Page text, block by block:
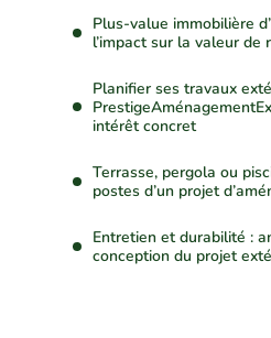
Plus-value immobilière
l’impact sur la valeur de
Planifier ses travaux
intérêt concret
Terrasse, pergola ou
postes d’un projet
Entretien et durabilité :
conception du projet